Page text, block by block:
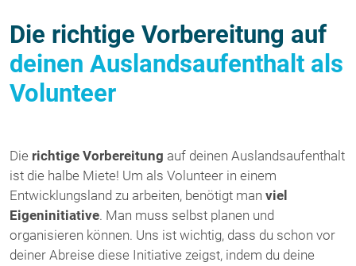
Die richtige Vorbereitung auf
deinen Auslandsaufenthalt als
Volunteer
Die richtige Vorbereitung auf deinen Auslandsaufenthalt
ist die halbe Miete! Um als Volunteer in einem
Entwicklungsland zu arbeiten, benötigt man viel
Eigeninitiative. Man muss selbst planen und
organisieren können. Uns ist wichtig, dass du schon vor
deiner Abreise diese Initiative zeigst, indem du deine